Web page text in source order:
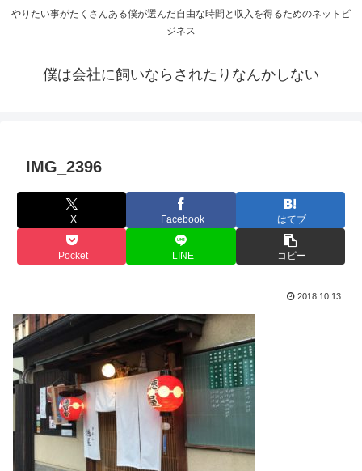
やりたい事がたくさんある僕が選んだ自由な時間と収入を得るためのネットビ
ジネス
僕は会社に飼いならされたりなんかしない
IMG_2396
X Facebook はてブ
Pocket LINE コピー
2018.10.13